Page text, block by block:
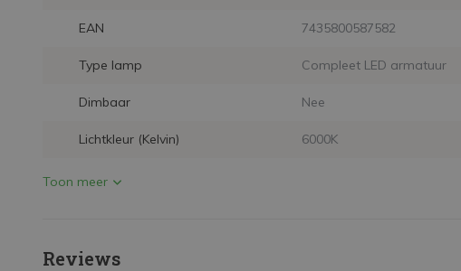
EAN 7435800587582
Type lamp Compleet LED armatuur
Dimbaar Nee
Lichtkleur (Kelvin) 6000K
Toon meer
Reviews